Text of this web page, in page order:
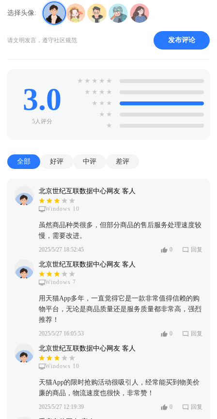
选择头像:
请文明发言，遵守社区规范 发布评论
3.0
5人评分
★ ★ ★ ★ ★
★ ★ ★ ★
★ ★ ★
★ ★
★
全部 好评 中评 差评
北京世纪互联数据中心网友 客人
Windows 10
虽然商品种类很多，但部分商品的售后服务处理速度较
慢，需要改进。
2025/5/27 18:52:45 0 回复
北京世纪互联数据中心网友 客人
Windows 7
用天猫App多年，一直觉得它是一款非常值得信赖的购
物平台，无论是商品质量还是服务质量都非常高，强烈
推荐！
2025/5/27 16:05:53 0 回复
北京世纪互联数据中心网友 客人
Windows 10
天猫App的限时抢购活动很吸引人，经常能买到物美价
廉的商品，物流速度也很快，非常赞！
2025/5/27 12:19:39 0 回复